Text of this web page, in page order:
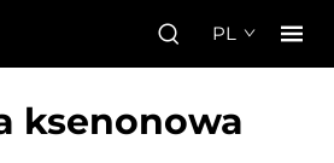
PL
ksenonowa